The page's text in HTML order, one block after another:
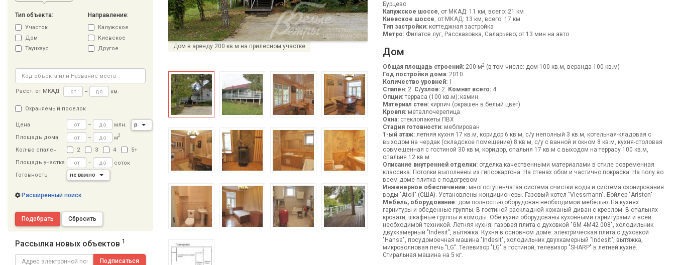
Тип объекта:
Участок
Дом
Таунхаус
Направление:
Калужское
Киевское
Другое
Расст. от МКАД – км.
Охраняемый поселок
Цена – млн.
р
Площадь дома
– м2
Кол-во спален 2 3 4
5+
Площадь участка
–
соток
Готовность
не важно
Расширенный поиск
Подобрать Сбросить
Рассылка новых объектов 1
Подписаться
Дом в аренду 200 кв.м на прилесном участке
Бурцево
Калужское шоссе, от МКАД: 11 км, всего: 21 км
Киевское шоссе, от МКАД: 13 км, всего: 17 км
Тип застройки:коттеджная застройка
Метро:Филатов луг, Рассказовка, Саларьево; от 13 мин на авто
Дом
Общая площадь строений:200 м2 (в том числе: дом 100 кв.м, веранда 100 кв.м)
Год постройки дома:2010
Количество уровней:1
Спален:2. С/узлов:2. Комнат всего:4.
Опции:терраса (100 кв.м); камин.
Материал стен:кирпич (окрашен в белый цвет)
Кровля:металлочерепица
Окна:стеклопакеты ПВХ
Стадия готовности:меблирован
1-ый этаж:летняя кухня 17 кв.м, коридор 6 кв.м, с/у неполный 3 кв.м, котельная-кладовая с
выходом на чердак (складское помещение) 8 кв.м, с/у с ванной и окном 8 кв.м, кухня-столовая
совмещенная с гостиной 30 кв.м, коридор, спальня 17 кв.м с выходом на террасу 100 кв.м,
спальня 12 кв.м
Описание внутренней отделки:отделка качественными материалами в стиле современная
классика. Потолки выполнены из гипсокартона. На стенах обои и частично покраска. На полу во
всем доме плитка с подогревом
Инженерное обеспечение:многоступенчатая система очистки воды и система озонирования
воды "Atoll" (США). Установлены кондиционеры. Газовый котел "Viessmann". Бойлер "Ariston"
Мебель, оборудование:дом полностью оборудован необходимой мебелью. На кухнях
гарнитуры и обеденные группы. В гостиной раскладной кожаный диван с креслом. В спальнях
кровати, шкафные группы и комоды. Обе кухни оборудованы кухонными гарнитурами и всей
необходимой техникой. Летняя кухня: газовая плита с духовкой "GM 4M42 008", холодильник
двухкамерный "Indesit", вытяжка. Кухня в основном доме: электрическая плита с духовкой
"Hansa", посудомоечная машина "Indesit", холодильник двухкамерный "Indesit", вытяжка,
микроволновая печь "LG". Телевизор "LG" в гостиной, телевизор "SHARP" в летней кухне.
Стиральная машина на 5 кг.